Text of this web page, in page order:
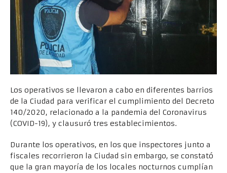
Los operativos se llevaron a cabo en diferentes barrios
de la Ciudad para verificar el cumplimiento del Decreto
140/2020, relacionado a la pandemia del Coronavirus
(COVID-19), y clausuró tres establecimientos.
Durante los operativos, en los que inspectores junto a
fiscales recorrieron la Ciudad sin embargo, se constató
que la gran mayoría de los locales nocturnos cumplían